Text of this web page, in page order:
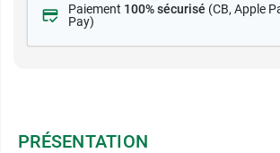
Paiement 100% sécurisé (CB, Apple
Pay)
PRÉSENTATION